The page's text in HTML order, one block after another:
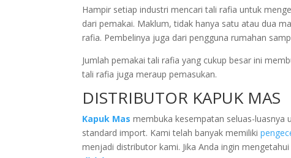
Hampir setiap industri mencari tali rafia untuk
dari pemakai. Maklum, tidak hanya satu atau dua
rafia. Pembelinya juga dari pengguna rumahan
Jumlah pemakai tali rafia yang cukup besar ini
tali rafia juga meraup pemasukan.
DISTRIBUTOR KAPUK MAS
Kapuk Mas membuka kesempatan seluas-luasnya
standard import. Kami telah banyak memiliki
menjadi distributor kami. Jika Anda ingin